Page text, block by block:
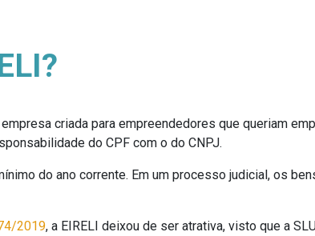
criada para empreendedores que queriam
do CPF com o do CNPJ.
do ano corrente. Em um processo judicial, os
2019, a EIRELI deixou de ser atrativa, visto que a